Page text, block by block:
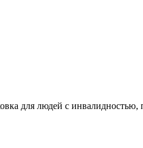
для людей с инвалидностью,